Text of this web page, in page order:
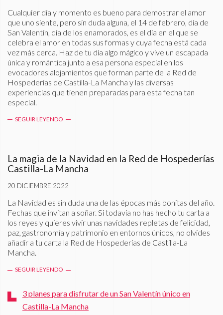
Cualquier día y momento es bueno para demostrar el amor
que uno siente, pero sin duda alguna, el 14 de febrero, día de
San Valentín, día de los enamorados, es el día en el que se
celebra el amor en todas sus formas y cuya fecha está cada
vez más cerca. Haz de tu día algo mágico y vive un escapada
única y romántica junto a esa persona especial en los
evocadores alojamientos que forman parte de la Red de
Hospederías de Castilla-La Mancha y las diversas
experiencias que tienen preparadas para esta fecha tan
especial.
SEGUIR LEYENDO
La magia de la Navidad en la Red de Hospederías
Castilla-La Mancha
20 DICIEMBRE 2022
La Navidad es sin duda una de las épocas más bonitas del año.
Fechas que invitan a soñar. Si todavía no has hecho tu carta a
los reyes y quieres vivir unas navidades repletas de felicidad,
paz, gastronomía y patrimonio en entornos únicos, no olvides
añadir a tu carta la Red de Hospederías de Castilla-La
Mancha.
SEGUIR LEYENDO
3 planes para disfrutar de un San Valentín único en
Castilla-La Mancha